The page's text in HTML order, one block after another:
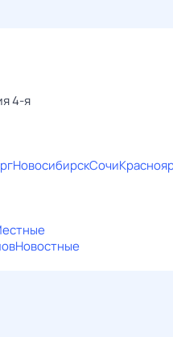
4-я
НовосибирскСочи
Новостные